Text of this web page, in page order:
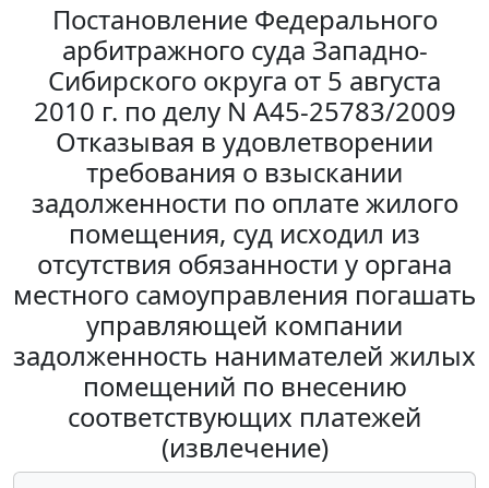
Постановление Федерального
арбитражного суда Западно-
Сибирского округа от 5 августа
2010 г. по делу N А45-25783/2009
Отказывая в удовлетворении
требования о взыскании
задолженности по оплате жилого
помещения, суд исходил из
отсутствия обязанности у органа
местного самоуправления погашать
управляющей компании
задолженность нанимателей жилых
помещений по внесению
соответствующих платежей
(извлечение)